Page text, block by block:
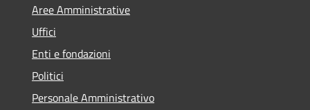
Aree Amministrative
Uffici
Enti e fondazioni
Politici
Personale Amministrativo